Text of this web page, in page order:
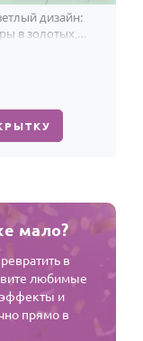
дизайн:
в золотых,
мало?
в
любимые
эффекты и
прямо в